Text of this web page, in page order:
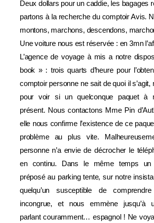
Deux dollars pour un caddie, les bagages
partons à la recherche du comptoir Avis.
montons, marchons, descendons,
Une voiture nous est réservée : en 3mn
L’agence de voyage à mis a notre
book » : trois quarts d’heure pour
comptoir personne ne sait de quoi il s’agit,
pour voir si un quelconque paquet à
présent. Nous contactons Mme Pin
elle nous confirme l’existence de ce
problème au plus vite.
personne n’a envie de décrocher le
en continu. Dans le même temps un
préposé au parking tente, sur notre
quelqu’un susceptible de
incongrue, et nous emmène jusqu’à
parlant couramment… espagnol ! Ne